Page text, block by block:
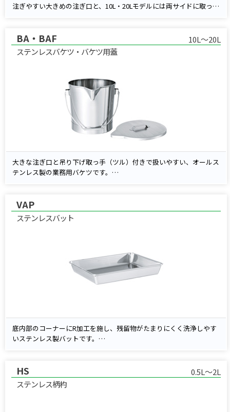
注ぎやすい大きめの注ぎ口と、10L・20Lモデルには両サイドに取っ手
です。
BA・BAF
10L～20L
ステンレスバケツ・バケツ用蓋
大きな注ぎ口と吊り下げ取っ手（ツル）付きで扱いやすい、オールス
テンレス製の業務用バケツです。
製薬・化学系のクリーンな環境に適しており、別売りでステンレス製
のかぶせ蓋にも対応しています。
VAP
ステンレスバット
底内部のコーナーにR加工を施し、残留物がたまりにくく洗浄しやす
いステンレス製バットです。
衛生管理の求められる現場に最適な高品質設計です。
HS
0.5L～2L
ステンレス柄杓